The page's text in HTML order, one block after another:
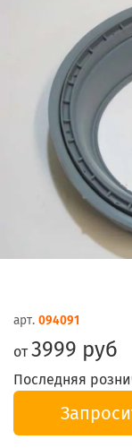
арт. 094091
от3999 руб
Последняя